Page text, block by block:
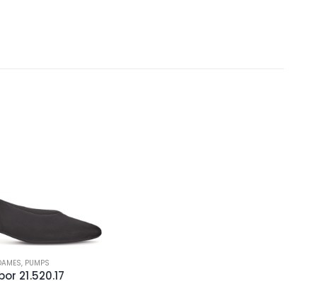
, PUMPS
21.520.17